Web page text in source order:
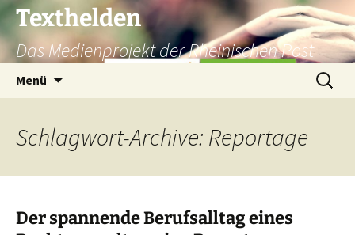
Texthelden
Das Medienprojekt der Rheinischen Post
Menü
Suchen
nach:
Schlagwort-Archive: Reportage
Der spannende Berufsalltag eines